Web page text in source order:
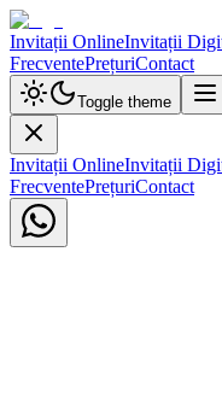
Invitații OnlineInvitații
FrecventePrețuriContact
Toggle theme
Invitații OnlineInvitații
FrecventePrețuriContact